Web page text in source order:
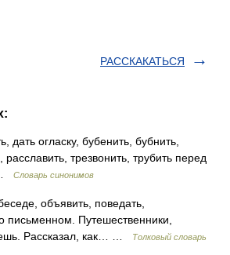
РАССКАКАТЬСЯ
огласку, бубенить, бубнить,
трезвонить, трубить перед
Словарь синонимов
объявить, поведать,
письменном. Путешественники,
Рассказал, как… …
Толковый словарь